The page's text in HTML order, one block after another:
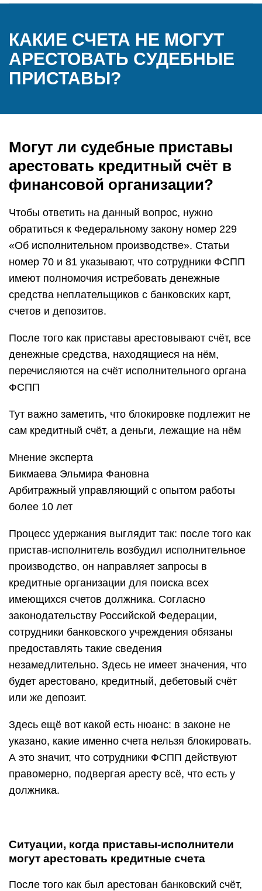
КАКИЕ СЧЕТА НЕ МОГУТ
АРЕСТОВАТЬ СУДЕБНЫЕ
ПРИСТАВЫ?
Могут ли судебные приставы
арестовать кредитный счёт в
финансовой организации?
Чтобы ответить на данный вопрос, нужно
обратиться к Федеральному закону номер 229
«Об исполнительном производстве». Статьи
номер 70 и 81 указывают, что сотрудники ФСПП
имеют полномочия истребовать денежные
средства неплательщиков с банковских карт,
счетов и депозитов.
После того как приставы арестовывают счёт, все
денежные средства, находящиеся на нём,
перечисляются на счёт исполнительного органа
ФСПП
Тут важно заметить, что блокировке подлежит не
сам кредитный счёт, а деньги, лежащие на нём
Мнение эксперта
Бикмаева Эльмира Фановна
Арбитражный управляющий с опытом работы
более 10 лет
Процесс удержания выглядит так: после того как
пристав-исполнитель возбудил исполнительное
производство, он направляет запросы в
кредитные организации для поиска всех
имеющихся счетов должника. Согласно
законодательству Российской Федерации,
сотрудники банковского учреждения обязаны
предоставлять такие сведения
незамедлительно. Здесь не имеет значения, что
будет арестовано, кредитный, дебетовый счёт
или же депозит.
Здесь ещё вот какой есть нюанс: в законе не
указано, какие именно счета нельзя блокировать.
А это значит, что сотрудники ФСПП действуют
правомерно, подвергая аресту всё, что есть у
должника.
Ситуации, когда приставы-исполнители
могут арестовать кредитные счета
После того как был арестован банковский счёт,